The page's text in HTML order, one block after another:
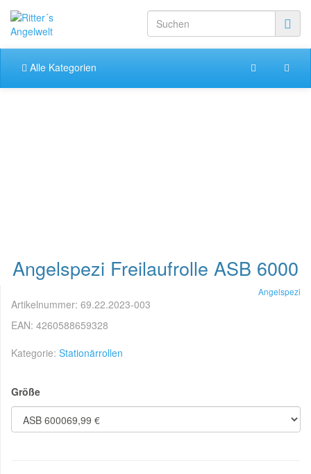
Alle Kategorien
Angelspezi Freilaufrolle ASB 6000
Angelspezi
Artikelnummer: 69.22.2023-003
EAN: 4260588659328
Kategorie: Stationärrollen
Größe